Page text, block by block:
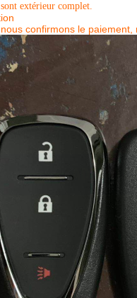
extérieur complet.
confirmons le